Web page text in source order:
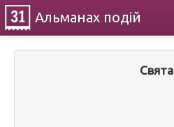
Альманах подій
Свята